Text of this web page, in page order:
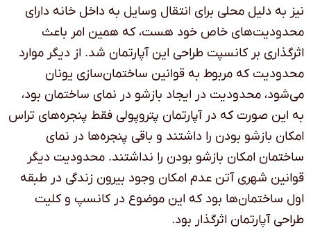
نیز به دلیل محلی برای انتقال وسایل به داخل خانه دارای
محدودیت‌های خاص خود هست، که همین امر باعث
اثرگذاری بر کانسپت طراحی این آپارتمان شد. از دیگر موارد
محدودیت که مربوط به قوانین ساختمان‌سازی یونان
می‌شود، محدودیت در ایجاد بازشو در نمای ساختمان بود،
به این صورت که در آپارتمان پتروپولی فقط پنجره‌های تراس
امکان بازشو بودن را داشتند و باقی پنجره‌ها در نمای
ساختمان امکان بازشو بودن را نداشتند. محدودیت دیگر
قوانین شهری آتن عدم امکان وجود بیرون زندگی در طبقه
اول ساختمان‌ها بود که این موضوع در کانسپ و کلیت
طراحی آپارتمان اثرگذار بود.